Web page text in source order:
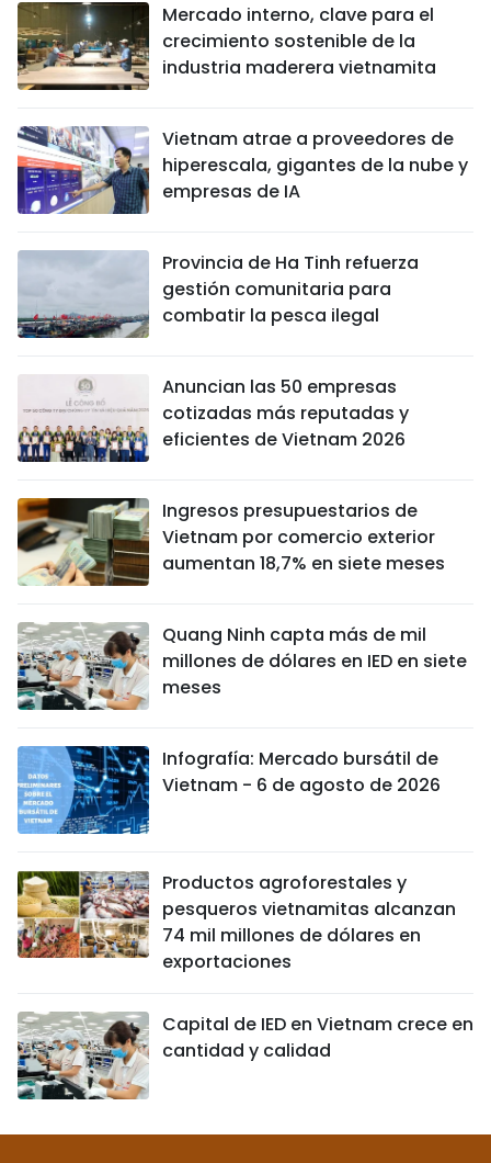
Mercado interno, clave para el
crecimiento sostenible de la
industria maderera vietnamita
Vietnam atrae a proveedores de
hiperescala, gigantes de la nube y
empresas de IA
Provincia de Ha Tinh refuerza
gestión comunitaria para
combatir la pesca ilegal
Anuncian las 50 empresas
cotizadas más reputadas y
eficientes de Vietnam 2026
Ingresos presupuestarios de
Vietnam por comercio exterior
aumentan 18,7% en siete meses
Quang Ninh capta más de mil
millones de dólares en IED en siete
meses
Infografía: Mercado bursátil de
Vietnam - 6 de agosto de 2026
Productos agroforestales y
pesqueros vietnamitas alcanzan
74 mil millones de dólares en
exportaciones
Capital de IED en Vietnam crece en
cantidad y calidad